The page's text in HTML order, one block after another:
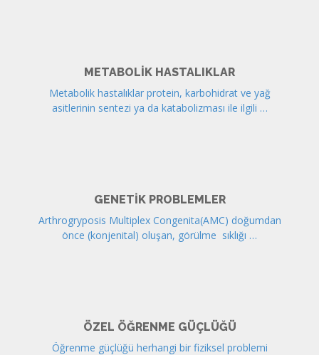
METABOLIK HASTALIKLAR
Metabolik hastalıklar protein, karbohidrat ve yağ
asitlerinin sentezi ya da katabolizması ile ilgili …
GENETIK PROBLEMLER
Arthrogryposis Multiplex Congenita(AMC) doğumdan
önce (konjenital) oluşan, görülme sıklığı …
ÖZEL ÖĞRENME GÜÇLÜĞÜ
Öğrenme güçlüğü herhangi bir fiziksel problemi